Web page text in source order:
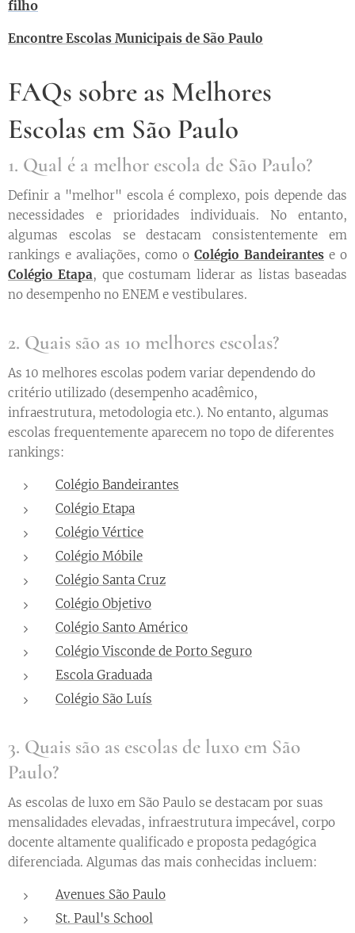
filho
Encontre Escolas Municipais de São Paulo
FAQs sobre as Melhores
Escolas em São Paulo
1. Qual é a melhor escola de São Paulo?
Definir a "melhor" escola é complexo, pois depende das
necessidades e prioridades individuais. No entanto,
algumas escolas se destacam consistentemente em
rankings e avaliações, como o Colégio Bandeirantes e o
Colégio Etapa, que costumam liderar as listas baseadas
no desempenho no ENEM e vestibulares.
2. Quais são as 10 melhores escolas?
As 10 melhores escolas podem variar dependendo do
critério utilizado (desempenho acadêmico,
infraestrutura, metodologia etc.). No entanto, algumas
escolas frequentemente aparecem no topo de diferentes
rankings:
Colégio Bandeirantes
Colégio Etapa
Colégio Vértice
Colégio Móbile
Colégio Santa Cruz
Colégio Objetivo
Colégio Santo Américo
Colégio Visconde de Porto Seguro
Escola Graduada
Colégio São Luís
3. Quais são as escolas de luxo em São
Paulo?
As escolas de luxo em São Paulo se destacam por suas
mensalidades elevadas, infraestrutura impecável, corpo
docente altamente qualificado e proposta pedagógica
diferenciada. Algumas das mais conhecidas incluem:
Avenues São Paulo
St. Paul's School